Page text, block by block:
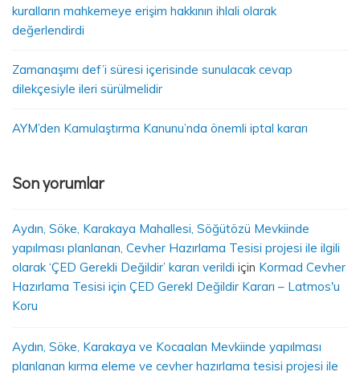
kuralların mahkemeye erişim hakkının ihlali olarak
değerlendirdi
Zamanaşımı def’i süresi içerisinde sunulacak cevap
dilekçesiyle ileri sürülmelidir
AYM’den Kamulaştırma Kanunu’nda önemli iptal kararı
Son yorumlar
Aydın, Söke, Karakaya Mahallesi, Söğütözü Mevkiinde
yapılması planlanan, Cevher Hazırlama Tesisi projesi ile ilgili
olarak ‘ÇED Gerekli Değildir’ kararı verildi için Kormad Cevher
Hazırlama Tesisi için ÇED Gerekl Değildir Kararı – Latmos'u
Koru
Aydın, Söke, Karakaya ve Kocaalan Mevkiinde yapılması
planlanan kırma eleme ve cevher hazırlama tesisi projesi ile